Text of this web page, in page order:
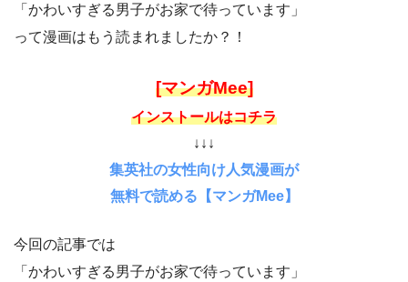
「かわいすぎる男子がお家で待っています」
って漫画はもう読まれましたか？！
[マンガMee]
インストールはコチラ
↓↓↓
集英社の女性向け人気漫画が
無料で読める【マンガMee】
今回の記事では
「かわいすぎる男子がお家で待っています」